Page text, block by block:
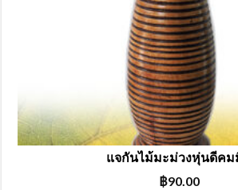
แจกันไม้มะม่วงหุ่นดีค
฿90.00